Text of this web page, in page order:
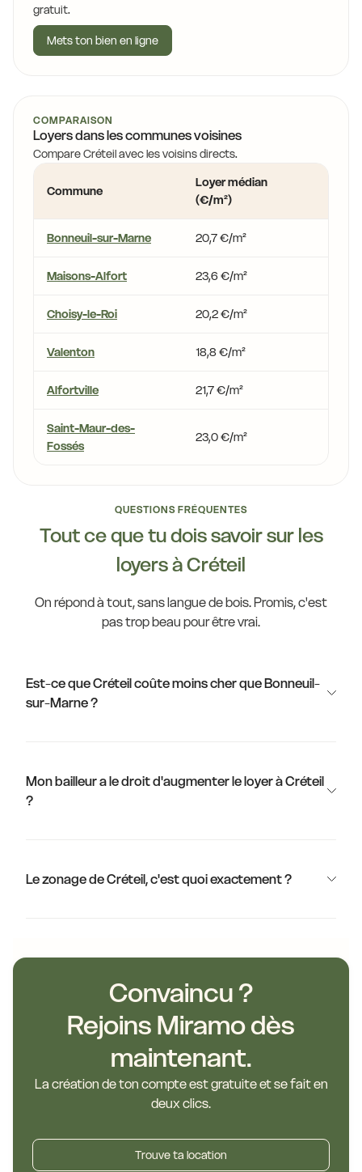
gratuit.
Mets ton bien en ligne
COMPARAISON
Loyers dans les communes voisines
Compare Créteil avec les voisins directs.
Commune
Loyer médian
(€/m²)
Bonneuil-sur-Marne 20,7 €/m²
Maisons-Alfort 23,6 €/m²
Choisy-le-Roi 20,2 €/m²
Valenton 18,8 €/m²
Alfortville 21,7 €/m²
Saint-Maur-des-
Fossés
23,0 €/m²
QUESTIONS FRÉQUENTES
Tout ce que tu dois savoir sur les
loyers à Créteil
On répond à tout, sans langue de bois. Promis, c'est
pas trop beau pour être vrai.
Est-ce que Créteil coûte moins cher que Bonneuil-
sur-Marne ?
Mon bailleur a le droit d'augmenter le loyer à Créteil
?
Le zonage de Créteil, c'est quoi exactement ?
Convaincu ?
Rejoins Miramo dès
maintenant.
La création de ton compte est gratuite et se fait en
deux clics.
Trouve ta location